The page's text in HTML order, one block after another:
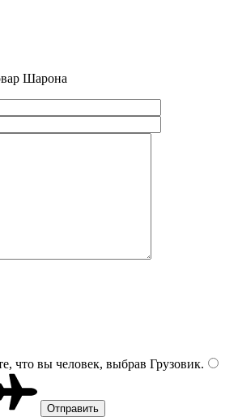
Шарона
что вы человек, выбрав Грузовик.